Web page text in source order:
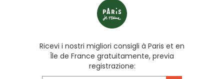
Ricevi i nostri migliori consigli à Paris et en
Île de France gratuitamente, previa
registrazione: